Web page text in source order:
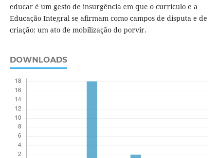
educar é um gesto de insurgência em que o currículo e a
Educação Integral se afirmam como campos de disputa e de
criação: um ato de mobilização do porvir.
DOWNLOADS